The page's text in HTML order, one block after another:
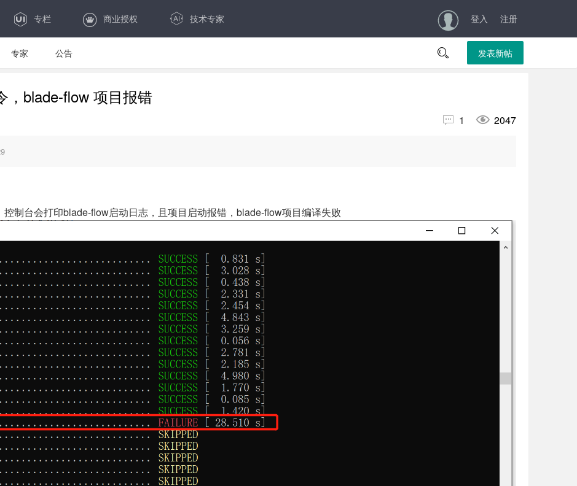
专栏 商业授权 技术专家 登入 注册
专家 公告  发表新帖
，blade-flow 项目报错
 1  2047
制台会打印blade-flow启动日志，且项目启动报错，blade-flow项目编译失败